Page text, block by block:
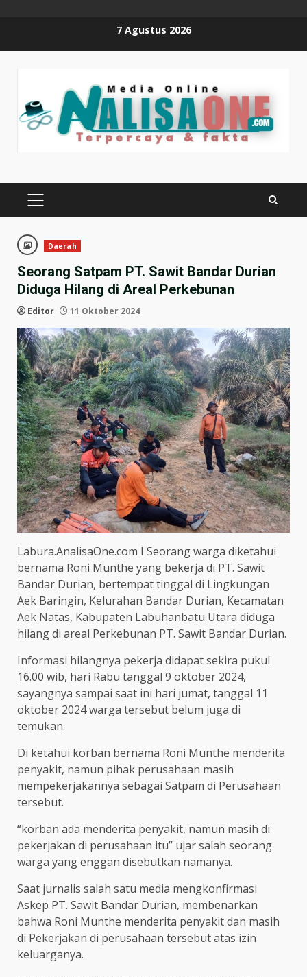
7 Agustus 2026
PRIMARY
Daerah
Seorang Satpam PT. Sawit Bandar Durian
Diduga Hilang di Areal Perkebunan
Editor 11 Oktober 2024
Labura.AnalisaOne.com I Seorang warga diketahui
bernama Roni Munthe yang bekerja di PT. Sawit
Bandar Durian, bertempat tinggal di Lingkungan
Aek Baringin, Kelurahan Bandar Durian, Kecamatan
Aek Natas, Kabupaten Labuhanbatu Utara diduga
hilang di areal Perkebunan PT. Sawit Bandar Durian.
Informasi hilangnya pekerja didapat sekira pukul
16.00 wib, hari Rabu tanggal 9 oktober 2024,
sayangnya sampai saat ini hari jumat, tanggal 11
oktober 2024 warga tersebut belum juga di
temukan.
Di ketahui korban bernama Roni Munthe menderita
penyakit, namun pihak perusahaan masih
mempekerjakannya sebagai Satpam di Perusahaan
tersebut.
“korban ada menderita penyakit, namun masih di
pekerjakan di perusahaan itu” ujar salah seorang
warga yang enggan disebutkan namanya.
Saat jurnalis salah satu media mengkonfirmasi
Askep PT. Sawit Bandar Durian, membenarkan
bahwa Roni Munthe menderita penyakit dan masih
di Pekerjakan di perusahaan tersebut atas izin
keluarganya.